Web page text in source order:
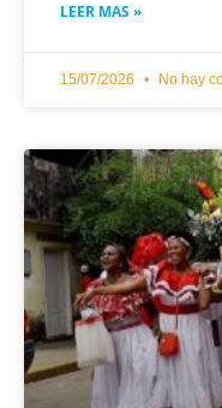
LEER MAS »
15/07/2026 No hay